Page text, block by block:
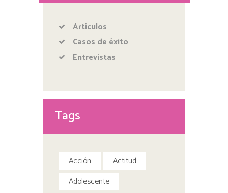
Artículos
Casos de éxito
Entrevistas
Tags
Acción
Actitud
Adolescente